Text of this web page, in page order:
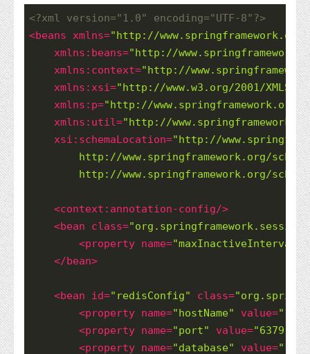
<?xml version="1.0" encoding="UTF-8" ?>
<beans xmlns="http://www.springframework.org/
xmlns:beans="http://
xmlns:context="http://
xmlns:xsi="http://www.w3.org/2001/
xmlns:p="http://www.springframework.org/
xmlns:util="http://
xsi:schemaLocation="http://
http://www.springframework.org/
http://www.springframework.org/
<context:annotation-config/>
<bean class=
<property name=
</bean>
<bean id="redisConfig" class=
<property name="hostName" value=
<property name="port" value="6379"
/>
<property name="database" value="1" /